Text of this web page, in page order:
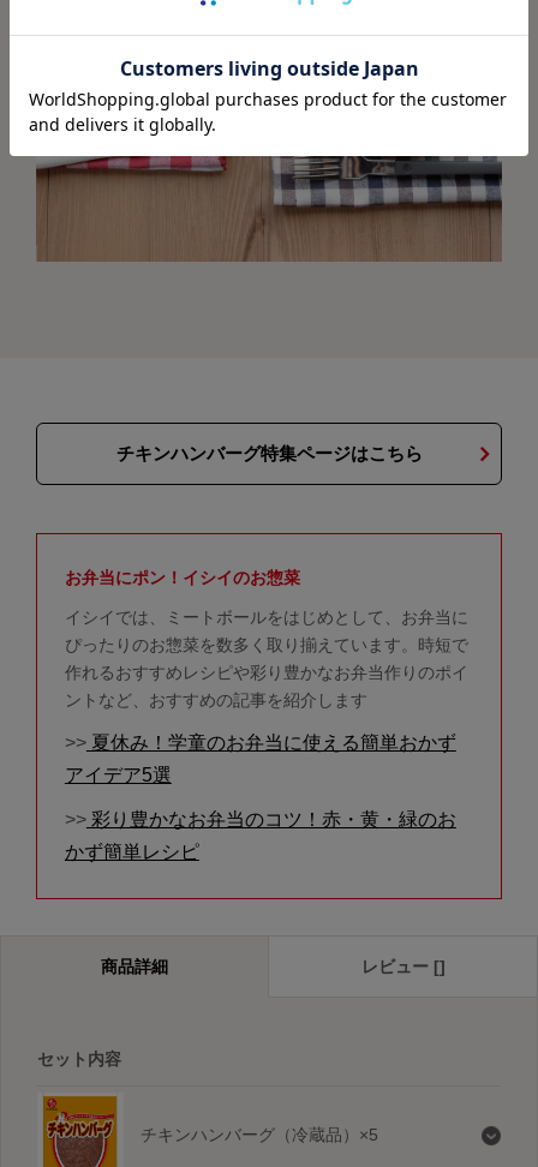
チキンハンバーグ特集ページはこちら
お弁当にポン！イシイのお惣菜
イシイでは、ミートボールをはじめとして、お弁当に
ぴったりのお惣菜を数多く取り揃えています。時短で
作れるおすすめレシピや彩り豊かなお弁当作りのポイ
ントなど、おすすめの記事を紹介します
>>夏休み！学童のお弁当に使える簡単おかず
アイデア5選
>>彩り豊かなお弁当のコツ！赤・黄・緑のお
かず簡単レシピ
商品詳細 レビュー []
セット内容
チキンハンバーグ（冷蔵品）×5